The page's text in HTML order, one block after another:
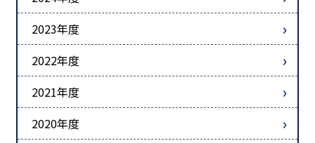
2023年度
2022年度
2021年度
2020年度